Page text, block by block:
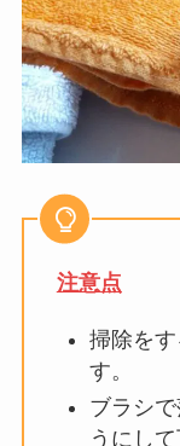
注意点
掃除を
す。
ブラシ
うにして